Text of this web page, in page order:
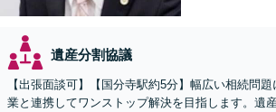
遺産分割協議
【出張面談可】【国分寺駅約5分】幅広い相続問
業と連携してワンストップ解決を目指します。遺